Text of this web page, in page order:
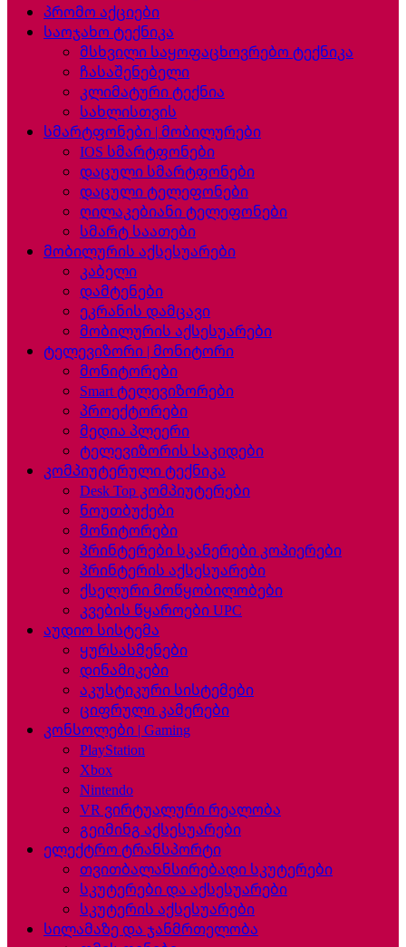
პრომო აქციები
საოჯახო ტექნიკა
მსხვილი საყოფაცხოვრებო ტექნიკა
ჩასაშენებელი
კლიმატური ტექნია
სახლისთვის
სმარტფონები | მობილურები
IOS სმარტფონები
დაცული სმარტფონები
დაცული ტელეფონები
ღილაკებიანი ტელეფონები
სმარტ საათები
მობილურის აქსესუარები
კაბელი
დამტენები
ეკრანის დამცავი
მობილურის აქსესუარები
ტელევიზორი | მონიტორი
მონიტორები
Smart ტელევიზორები
პროექტორები
მედია პლეერი
ტელევიზორის საკიდები
კომპიუტერული ტექნიკა
Desk Top კომპიუტერები
ნოუთბუქები
მონიტორები
პრინტერები სკანერები კოპიერები
პრინტერის აქსესუარები
ქსელური მოწყობილობები
კვების წყაროები UPC
აუდიო სისტემა
ყურსასმენები
დინამიკები
აკუსტიკური სისტემები
ციფრული კამერები
კონსოლები | Gaming
PlayStation
Xbox
Nintendo
VR ვირტუალური რეალობა
გეიმინგ აქსესუარები
ელექტრო ტრანსპორტი
თვითბალანსირებადი სკუტერები
სკუტერები და აქსესუარები
სკუტერის აქსესუარები
სილამაზე და ჯანმრთელობა